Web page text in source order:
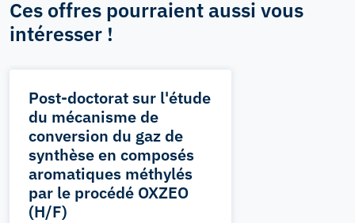
Ces offres pourraient aussi vous
intéresser !
Post-doctorat sur l'étude
du mécanisme de
conversion du gaz de
synthèse en composés
aromatiques méthylés
par le procédé OXZEO
(H/F)